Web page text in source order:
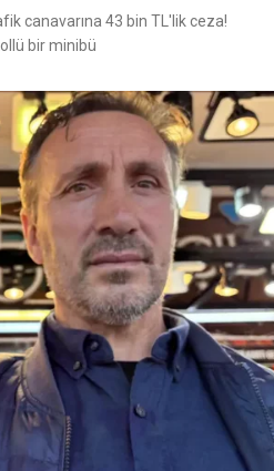
canavarına 43 bin TL'lik ceza!
bir minibü